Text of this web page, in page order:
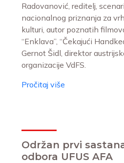
Radovanović, reditelj,
nacionalnog priznanja za
kulturi, autor poznatih
“Enklava”, “Čekajući
Gernot Šidl, direktor
organizacije VdFS.
Pročitaj više
Održan prvi
odbora UFUS AFA